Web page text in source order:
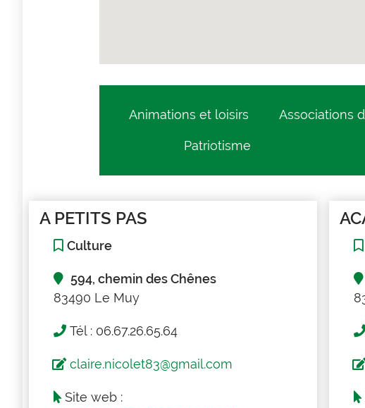
Animations et loisirs Associations
Patriotisme
A PETITS PAS
Culture
594, chemin des Chênes
83490 Le Muy
Tél : 06.67.26.65.64
claire.nicolet83@gmail.com
Site web :